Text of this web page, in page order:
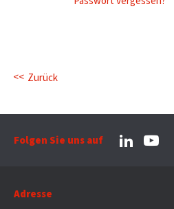
Zurück
Folgen Sie uns auf
Adresse